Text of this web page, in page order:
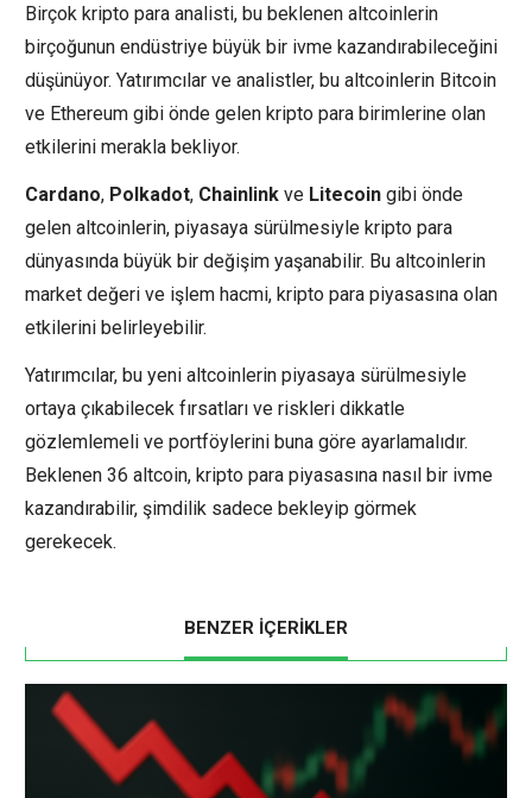
Birçok kripto para analisti, bu beklenen altcoinlerin
birçoğunun endüstriye büyük bir ivme kazandırabileceğini
düşünüyor. Yatırımcılar ve analistler, bu altcoinlerin Bitcoin
ve Ethereum gibi önde gelen kripto para birimlerine olan
etkilerini merakla bekliyor.
Cardano, Polkadot, Chainlink ve Litecoin gibi önde
gelen altcoinlerin, piyasaya sürülmesiyle kripto para
dünyasında büyük bir değişim yaşanabilir. Bu altcoinlerin
market değeri ve işlem hacmi, kripto para piyasasına olan
etkilerini belirleyebilir.
Yatırımcılar, bu yeni altcoinlerin piyasaya sürülmesiyle
ortaya çıkabilecek fırsatları ve riskleri dikkatle
gözlemlemeli ve portföylerini buna göre ayarlamalıdır.
Beklenen 36 altcoin, kripto para piyasasına nasıl bir ivme
kazandırabilir, şimdilik sadece bekleyip görmek
gerekecek.
BENZER İÇERİKLER